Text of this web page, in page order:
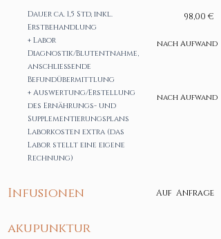
Dauer ca. 1,5 Std, inkl.
Erstbehandlung
+ Labor
Diagnostik/Blutentnahme,
anschließende
Befundübermittlung
+ Auswertung/Erstellung
des Ernährungs- und
Supplementierungsplans
Laborkosten extra (das
Labor stellt eine eigene
Rechnung)
98,00 €
nach Aufwand
nach Aufwand
Infusionen Auf Anfrage
akupunktur